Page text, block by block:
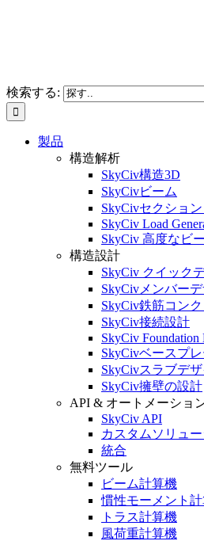
検索する:
製品
構造解析
SkyCiv構造3D
SkyCivビーム
SkyCivセクショ
SkyCiv Load
SkyCiv 高度なビ
構造設計
SkyCiv クイック
SkyCivメンバー
SkyCiv鉄筋コン
SkyCiv接続設計
SkyCiv Foundation
SkyCivベースプレ
SkyCivスラブデ
SkyCiv擁壁の設計
API & オートメーショ
SkyCiv API
カスタムソリュ
統合
無料ツール
ビーム計算機
慣性モーメント
トラス計算機
風荷重計算機